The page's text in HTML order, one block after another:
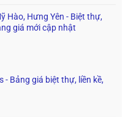
Hào, Hưng Yên - Biệt thự,
giá mới cập nhật
- Bảng giá biệt thự, liền kề,